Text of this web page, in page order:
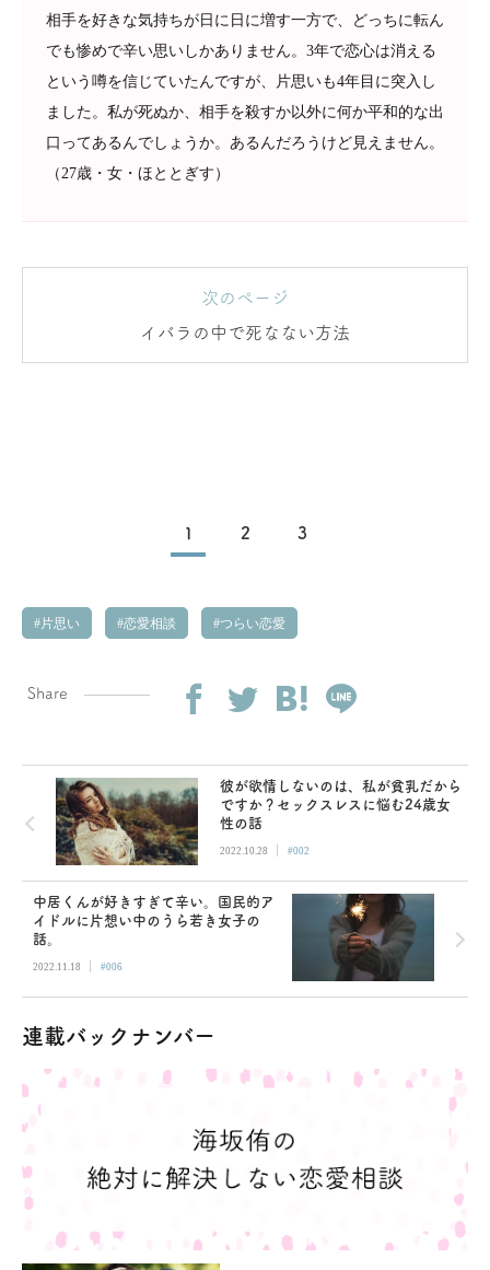
相手を好きな気持ちが日に日に増す一方で、どっちに転ん
でも惨めで辛い思いしかありません。3年で恋心は消える
という噂を信じていたんですが、片思いも4年目に突入し
ました。私が死ぬか、相手を殺すか以外に何か平和的な出
口ってあるんでしょうか。あるんだろうけど見えません。
（27歳・女・ほととぎす）
次のページ
イバラの中で死なない方法
1 2 3
片思い 恋愛相談 つらい恋愛
Share
彼が欲情しないのは、私が貧乳だから
ですか？セックスレスに悩む24歳女
性の話
2022.10.28 | #002
中居くんが好きすぎて辛い。国民的ア
イドルに片想い中のうら若き女子の
話。
2022.11.18 | #006
連載バックナンバー